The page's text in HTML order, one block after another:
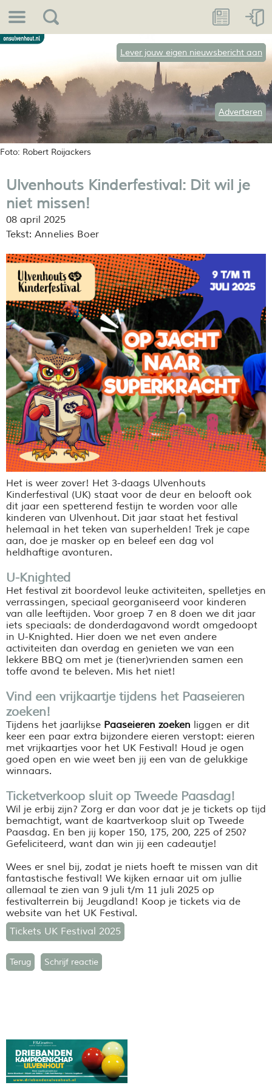
Foto: Robert Roijackers
Lever jouw eigen nieuwsbericht aan
Adverteren
Ulvenhouts Kinderfestival: Dit wil je
niet missen!
08 april 2025
Tekst: Annelies Boer
Het is weer zover! Het 3-daags Ulvenhouts
Kinderfestival (UK) staat voor de deur en belooft ook
dit jaar een spetterend festijn te worden voor alle
kinderen van Ulvenhout. Dit jaar staat het festival
helemaal in het teken van superhelden! Trek je cape
aan, doe je masker op en beleef een dag vol
heldhaftige avonturen.
U-Knighted
Het festival zit boordevol leuke activiteiten, spelletjes en
verrassingen, speciaal georganiseerd voor kinderen
van alle leeftijden. Voor groep 7 en 8 doen we dit jaar
iets speciaals: de donderdagavond wordt omgedoopt
in U-Knighted. Hier doen we net even andere
activiteiten dan overdag en genieten we van een
lekkere BBQ om met je (tiener)vrienden samen een
toffe avond te beleven. Mis het niet!
Vind een vrijkaartje tijdens het Paaseieren
zoeken!
Tijdens het jaarlijkse Paaseieren zoeken liggen er dit
keer een paar extra bijzondere eieren verstopt: eieren
met vrijkaartjes voor het UK Festival! Houd je ogen
goed open en wie weet ben jij een van de gelukkige
winnaars.
Ticketverkoop sluit op Tweede Paasdag!
Wil je erbij zijn? Zorg er dan voor dat je je tickets op tijd
bemachtigt, want de kaartverkoop sluit op Tweede
Paasdag. En ben jij koper 150, 175, 200, 225 of 250?
Gefeliciteerd, want dan win jij een cadeautje!
Wees er snel bij, zodat je niets hoeft te missen van dit
fantastische festival! We kijken ernaar uit om jullie
allemaal te zien van 9 juli t/m 11 juli 2025 op
festivalterrein bij Jeugdland! Koop je tickets via de
website van het UK Festival.
Tickets UK Festival 2025
Terug Schrijf reactie